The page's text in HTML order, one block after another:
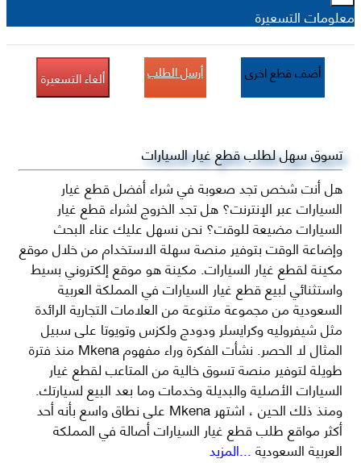
معلومات التسعيرة
أضف قطع اخرى أرسل الطلب ألغاء التسعيرة
تسوق سهل لطلب قطع غيار السيارات
هل أنت شخص تجد صعوبة في شراء أفضل قطع غيار
السيارات عبر الإنترنت؟ هل تجد الخروج لشراء قطع غيار
السيارات مضيعة للوقت؟ نحن نسهل عليك عناء البحث
وإضاعة الوقت بتوفير منصة سهلة الاستخدام من خلال موقع
مكينة لقطع غيار السيارات. مكينة هو موقع إلكتروني بسيط
واستثنائي لبيع قطع غيار السيارات في المملكة العربية
السعودية من مجموعة متنوعة من العلامات التجارية الرائدة
مثل شيفروليه وكرايسلر ودودج ولكزس وتويوتا على سبيل
المثال لا الحصر. نشأت الفكرة وراء مفهوم Mkena منذ فترة
طويلة لتوفير منصة تسوق خالية من المتاعب لقطع غيار
السيارات الأصلية والبديلة وخدمات وما بعد البيع لسيارتك.
ومنذ ذلك الحين ، اشتهر Mkena على نطاق واسع بأنه أحد
أكثر مواقع طلب قطع غيار السيارات أصالة في المملكة
العربية السعودية...المزيد